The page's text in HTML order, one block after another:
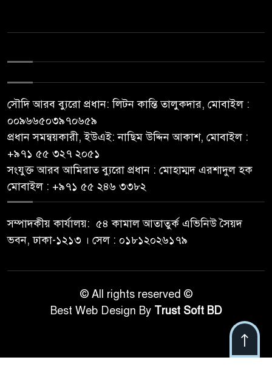
সৌদি আরব ব্যুরো প্রধান: লিটন কান্তি তালুকদার, মোবাইল :
০০৯৬৬৫০৩৯৭০৬৫৯
প্রধান সমন্বয়কারী, ইউএই: নাছিম উদ্দিন আকাশ, মোবাইল :
‪+৯৭১ ৫৫ ৩২৭ ২০৫১‬
সংযুক্ত আরব আমিরাত ব্যুরো প্রধান : মোহাম্মদ এরশাদুল হক
মোবাইল : +৯৭১ ৫৫ ২৪৬ ৩৩৮২
সম্পাদকীয় কার্যালয়: ৫৪ কামাল আতাতুর্ক এভিনিউ সৈয়দ
ভবন, ঢাকা-১২১৩ । সেল : ০১৮১২০২৬১৭৯
© All rights reserved ©
Best Web Design By Trust Soft BD